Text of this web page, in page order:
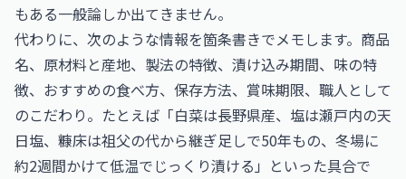
もある一般論しか出てきません。
代わりに、次のような情報を箇条書きでメモします。商品
名、原材料と産地、製法の特徴、漬け込み期間、味の特
徴、おすすめの食べ方、保存方法、賞味期限、職人として
のこだわり。たとえば「白菜は長野県産、塩は瀬戸内の天
日塩、糠床は祖父の代から継ぎ足しで50年もの、冬場に
約2週間かけて低温でじっくり漬ける」といった具合で